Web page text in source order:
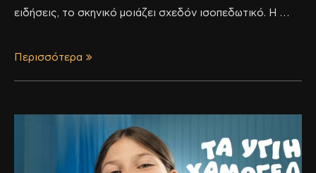
ειδήσεις, το σκηνικό μοιάζει σχεδόν ισοπεδωτικό. Η …
Περισσότερα